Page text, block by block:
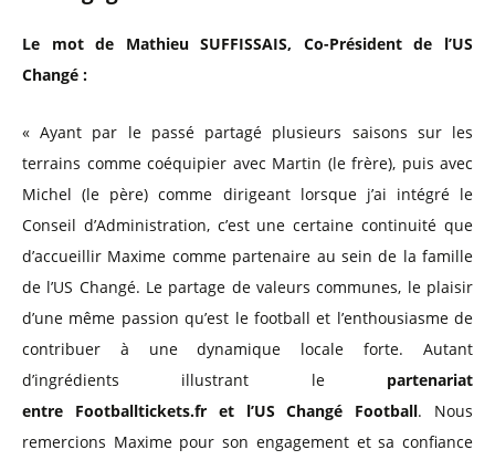
Le mot de Mathieu SUFFISSAIS, Co-Président de l’US
Changé :
« Ayant par le passé partagé plusieurs saisons sur les
terrains comme coéquipier avec Martin (le frère), puis avec
Michel (le père) comme dirigeant lorsque j’ai intégré le
Conseil d’Administration, c’est une certaine continuité que
d’accueillir Maxime comme partenaire au sein de la famille
de l’US Changé. Le partage de valeurs communes, le plaisir
d’une même passion qu’est le football et l’enthousiasme de
contribuer à une dynamique locale forte. Autant
d’ingrédients illustrant le partenariat
entre Footballtickets.fr et l’US Changé Football. Nous
remercions Maxime pour son engagement et sa confiance